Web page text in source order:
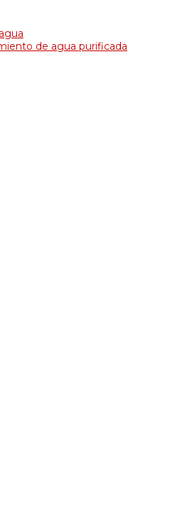
de agua purificada